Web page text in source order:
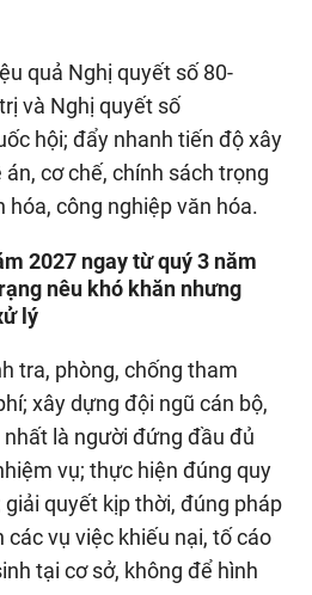
quả Nghị quyết số 80-
và Nghị quyết số
hội; đẩy nhanh tiến độ xây
cơ chế, chính sách trọng
công nghiệp văn hóa.
2027 ngay từ quý 3 năm
nêu khó khăn nhưng
lý
tra, phòng, chống tham
xây dựng đội ngũ cán bộ,
là người đứng đầu đủ
vụ; thực hiện đúng quy
quyết kịp thời, đúng pháp
vụ việc khiếu nại, tố cáo
tại cơ sở, không để hình